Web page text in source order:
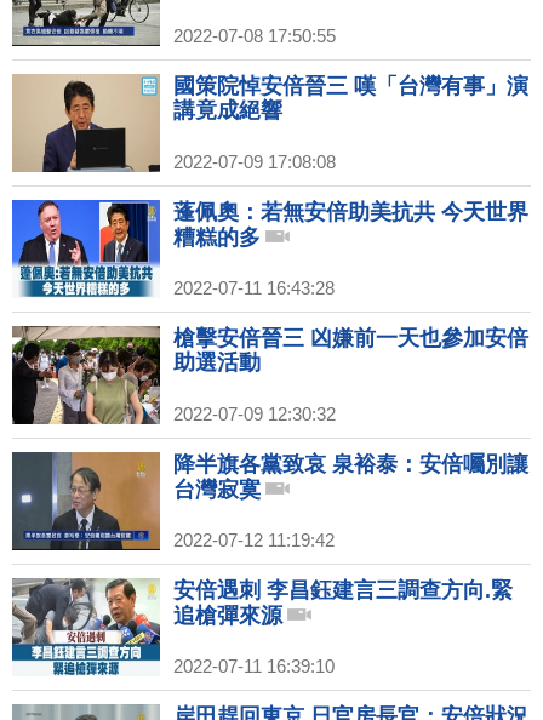
2022-07-08 17:50:55
國策院悼安倍晉三 嘆「台灣有事」演
講竟成絕響
2022-07-09 17:08:08
蓬佩奧：若無安倍助美抗共 今天世界
糟糕的多
2022-07-11 16:43:28
槍擊安倍晉三 凶嫌前一天也參加安倍
助選活動
2022-07-09 12:30:32
降半旗各黨致哀 泉裕泰：安倍囑別讓
台灣寂寞
2022-07-12 11:19:42
安倍遇刺 李昌鈺建言三調查方向.緊
追槍彈來源
2022-07-11 16:39:10